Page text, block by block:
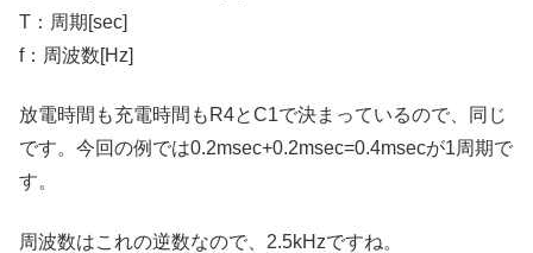
T：周期[sec]
f：周波数[Hz]
放電時間も充電時間もR4とC1で決まっているので、同じ
です。今回の例では0.2msec+0.2msec=0.4msecが1周期で
す。
周波数はこれの逆数なので、2.5kHzですね。